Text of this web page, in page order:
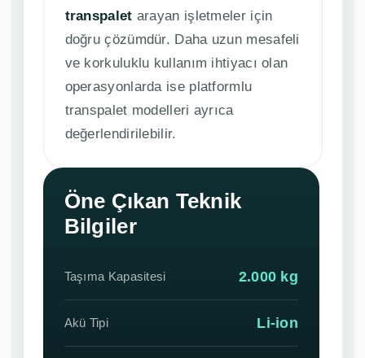
transpalet arayan işletmeler için
doğru çözümdür. Daha uzun mesafeli
ve korkuluklu kullanım ihtiyacı olan
operasyonlarda ise platformlu
transpalet modelleri ayrıca
değerlendirilebilir.
Öne Çıkan Teknik
Bilgiler
Taşıma Kapasitesi 2.000 kg
Akü Tipi Li-ion